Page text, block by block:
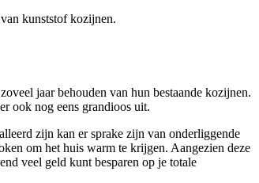
kunststof kozijnen.
jaar behouden van hun bestaande kozijnen.
ook nog eens grandioos uit.
zijn kan er sprake zijn van onderliggende
om het huis warm te krijgen. Aangezien deze
veel geld kunt besparen op je totale